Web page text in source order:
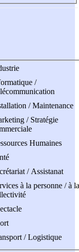
/
/ Maintenance
/ Stratégie
Humaines
/ Assistanat
à la personne / à la
/ Logistique